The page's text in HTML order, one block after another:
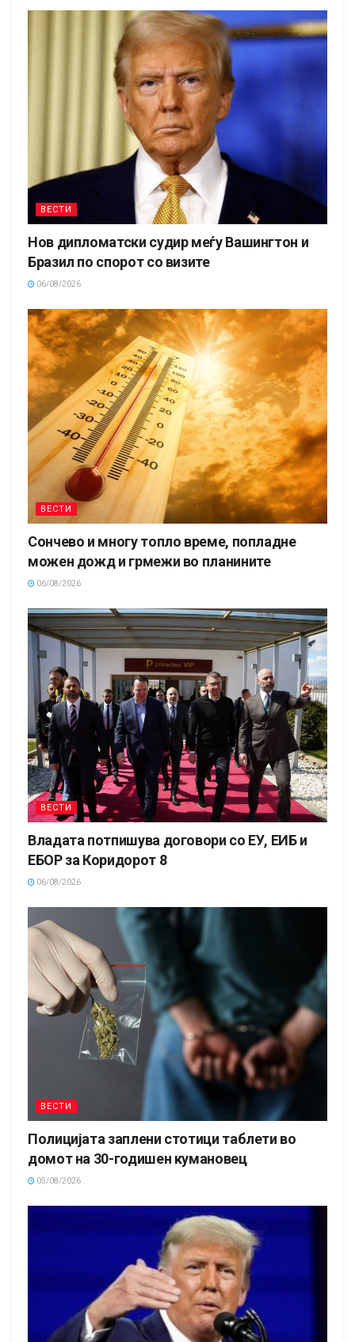
ВЕСТИ
Нов дипломатски судир меѓу Вашингтон и
Бразил по спорот со визите
06/08/2026
ВЕСТИ
Сончево и многу топло време, попладне
можен дожд и грмежи во планините
06/08/2026
ВЕСТИ
Владата потпишува договори со ЕУ, ЕИБ и
ЕБОР за Коридорот 8
06/08/2026
ВЕСТИ
Полицијата заплени стотици таблети во
домот на 30-годишен кумановец
05/08/2026